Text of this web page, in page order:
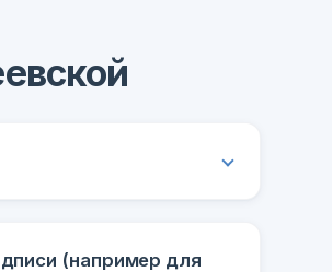
(например для